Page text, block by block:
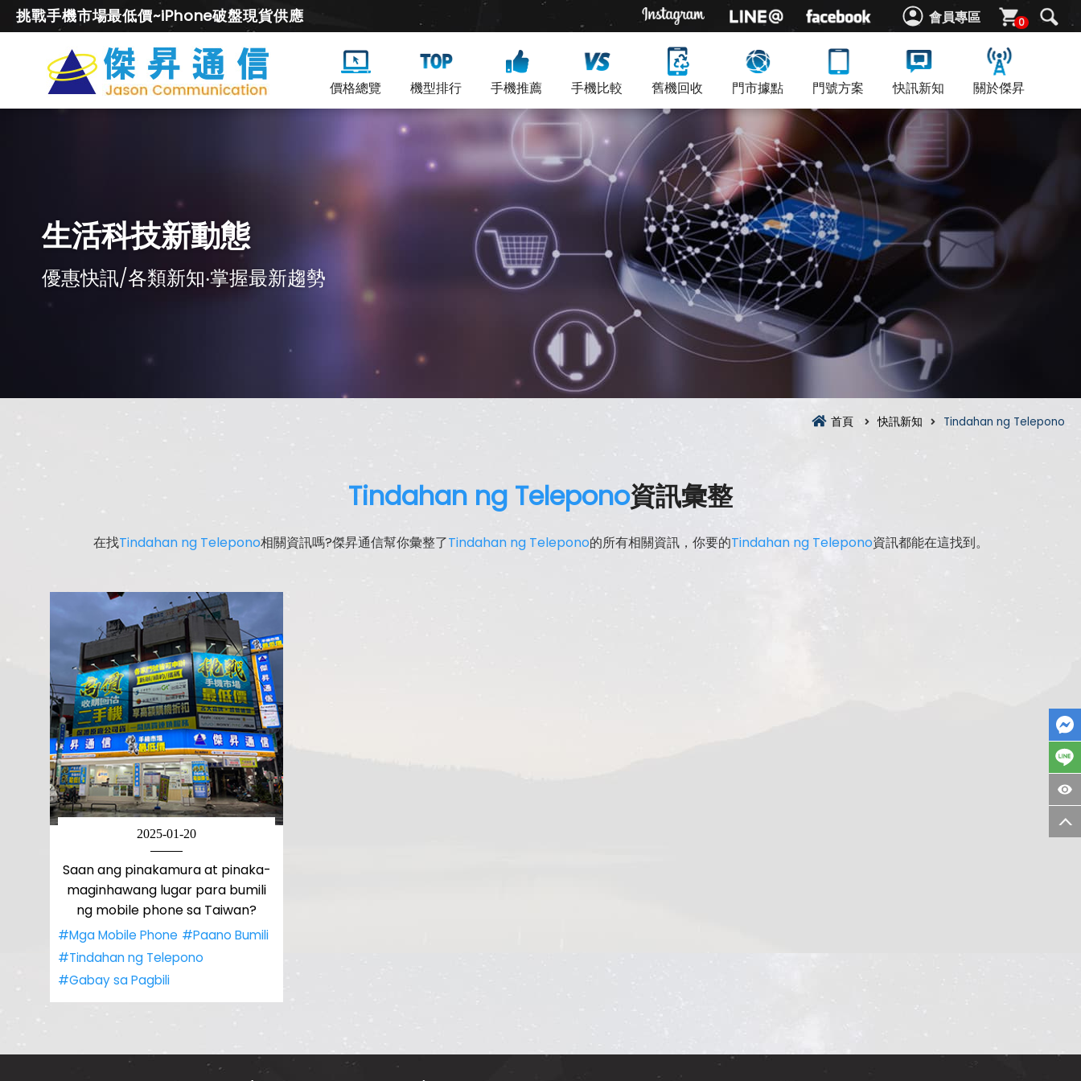
會員專區 0
挑戰手機市場最低價~iPhone破盤現貨供應
價格總覽 機型排行 手機推薦 手機比較 舊機回收 門市據點 門號方案 快訊新知 關於傑昇
生活科技新動態
優惠快訊/各類新知‧掌握最新趨勢
首頁 快訊新知 Tindahan ng Telepono
Tindahan ng Telepono資訊彙整
在找Tindahan ng Telepono相關資訊嗎?傑昇通信幫你彙整了Tindahan ng Telepono的所有相關資訊，你要的Tindahan ng Telepono資訊都能在這找到。
2025-01-20
Saan ang pinakamura at pinaka-
maginhawang lugar para bumili
ng mobile phone sa Taiwan?
#Mga Mobile Phone #Paano Bumili
#Tindahan ng Telepono
#Gabay sa Pagbili